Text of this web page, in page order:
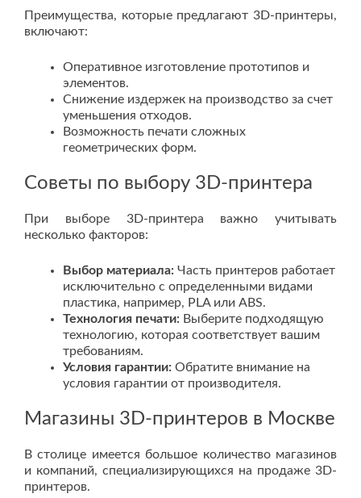
Преимущества, которые предлагают 3D-принтеры,
включают:
Оперативное изготовление прототипов и
элементов.
Снижение издержек на производство за счет
уменьшения отходов.
Возможность печати сложных
геометрических форм.
Советы по выбору 3D-принтера
При выборе 3D-принтера важно учитывать
несколько факторов:
Выбор материала: Часть принтеров работает
исключительно с определенными видами
пластика, например, PLA или ABS.
Технология печати: Выберите подходящую
технологию, которая соответствует вашим
требованиям.
Условия гарантии: Обратите внимание на
условия гарантии от производителя.
Магазины 3D-принтеров в Москве
В столице имеется большое количество магазинов
и компаний, специализирующихся на продаже 3D-
принтеров.